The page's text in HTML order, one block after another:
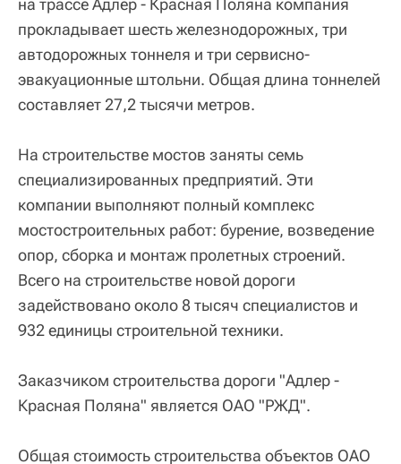
на трассе Адлер - Красная Поляна компания
прокладывает шесть железнодорожных, три
автодорожных тоннеля и три сервисно-
эвакуационные штольни. Общая длина тоннелей
составляет 27,2 тысячи метров.
На строительстве мостов заняты семь
специализированных предприятий. Эти
компании выполняют полный комплекс
мостостроительных работ: бурение, возведение
опор, сборка и монтаж пролетных строений.
Всего на строительстве новой дороги
задействовано около 8 тысяч специалистов и
932 единицы строительной техники.
Заказчиком строительства дороги "Адлер -
Красная Поляна" является ОАО "РЖД".
Общая стоимость строительства объектов ОАО